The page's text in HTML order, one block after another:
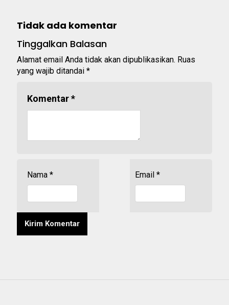
Tidak ada komentar
Tinggalkan Balasan
Alamat email Anda tidak akan dipublikasikan. Ruas
yang wajib ditandai *
Komentar*
Nama * Email *